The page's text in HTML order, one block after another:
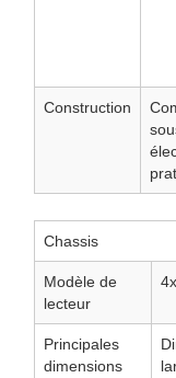
Construction
Chassis
Modèle de
lecteur
Principales
dimensions